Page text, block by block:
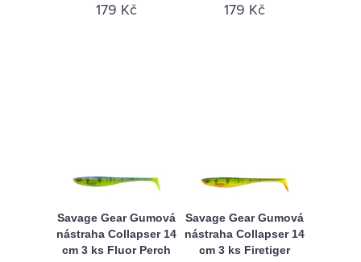
179 Kč 179 Kč
Savage Gear Gumová
nástraha Collapser 14
cm 3 ks Fluor Perch
Savage Gear Gumová
nástraha Collapser 14
cm 3 ks Firetiger